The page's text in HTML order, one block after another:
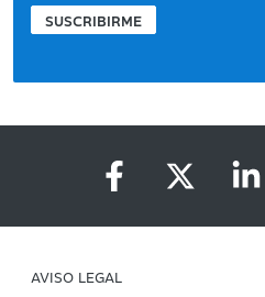
SUSCRIBIRME
AVISO LEGAL